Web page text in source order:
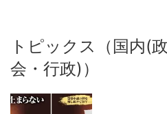
トピックス（国内(
会・行政)）